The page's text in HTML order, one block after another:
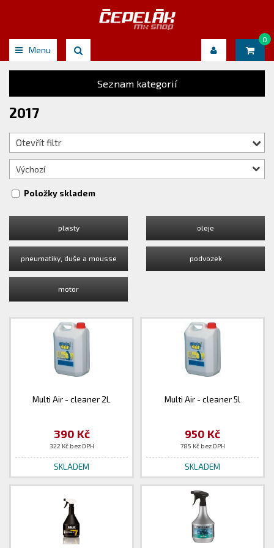
Menu
0
Seznam kategorií
2017
Otevřít filtr
Výchozí
Položky skladem
plasty oleje
pneumatiky, duše a mousse podvozek
motor
Multi Air - cleaner 2L
390 Kč
322 Kč bez DPH
SKLADEM
Multi Air - cleaner 5l
950 Kč
785 Kč bez DPH
SKLADEM